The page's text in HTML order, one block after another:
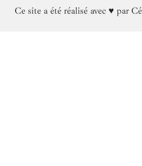
Ce site a été réalisé avec ♥️ par